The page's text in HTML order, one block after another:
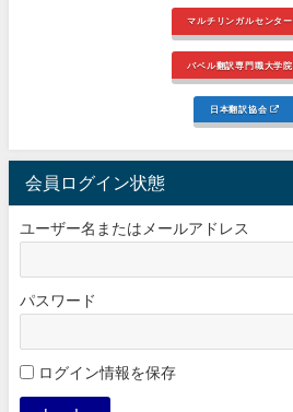
マルチリンガルセンター
バベル翻訳専門職大学院
日本翻訳協会
会員ログイン状態
ユーザー名またはメールアドレス
パスワード
ログイン情報を保存